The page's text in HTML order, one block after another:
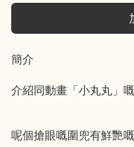
簡介
介紹同動畫「小丸丸」
呢個搶眼嘅圍兜有鮮艷